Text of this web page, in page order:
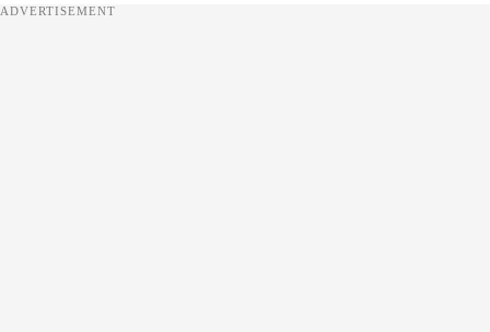
ADVERTISEMENT